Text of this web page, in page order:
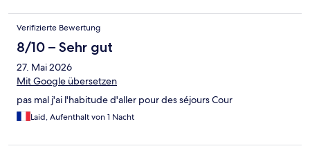
Verifizierte Bewertung
8/10 – Sehr gut
27. Mai 2026
Mit Google übersetzen
pas mal j'ai l'habitude d'aller pour des séjours Cour
Laid, Aufenthalt von 1 Nacht